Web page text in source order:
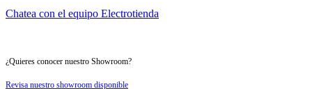
Chatea con el equipo Electrotienda
¿Quieres conocer nuestro Showroom?
Revisa nuestro showroom disponible